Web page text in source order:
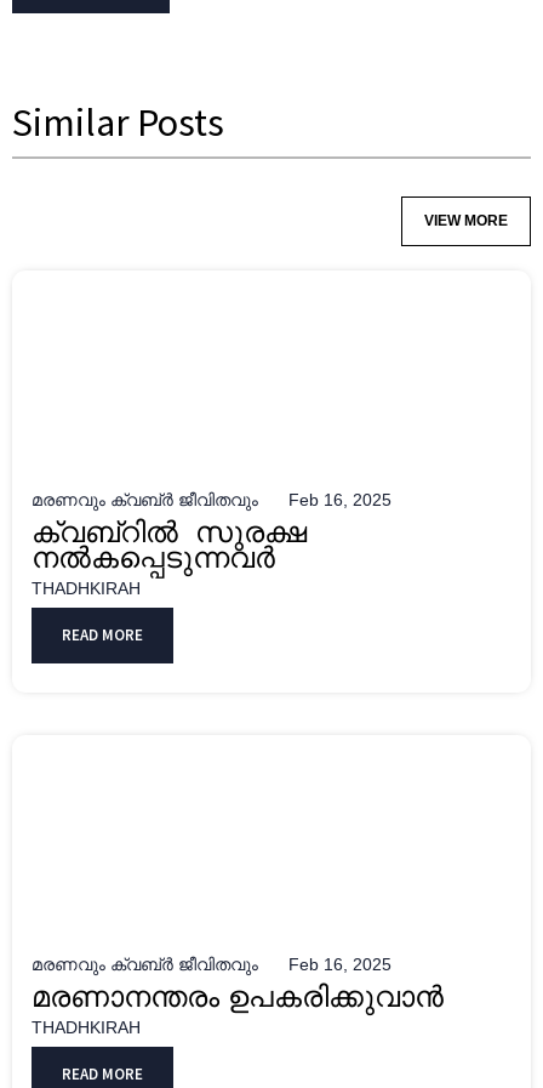
Similar Posts
VIEW MORE
മരണവും ക്വബ്ർ ജീവിതവും Feb 16, 2025
ക്വബ്റിൽ സുരക്ഷ
നൽകപ്പെടുന്നവർ
THADHKIRAH
READ MORE
മരണവും ക്വബ്ർ ജീവിതവും Feb 16, 2025
മരണാനന്തരം ഉപകരിക്കുവാൻ
THADHKIRAH
READ MORE